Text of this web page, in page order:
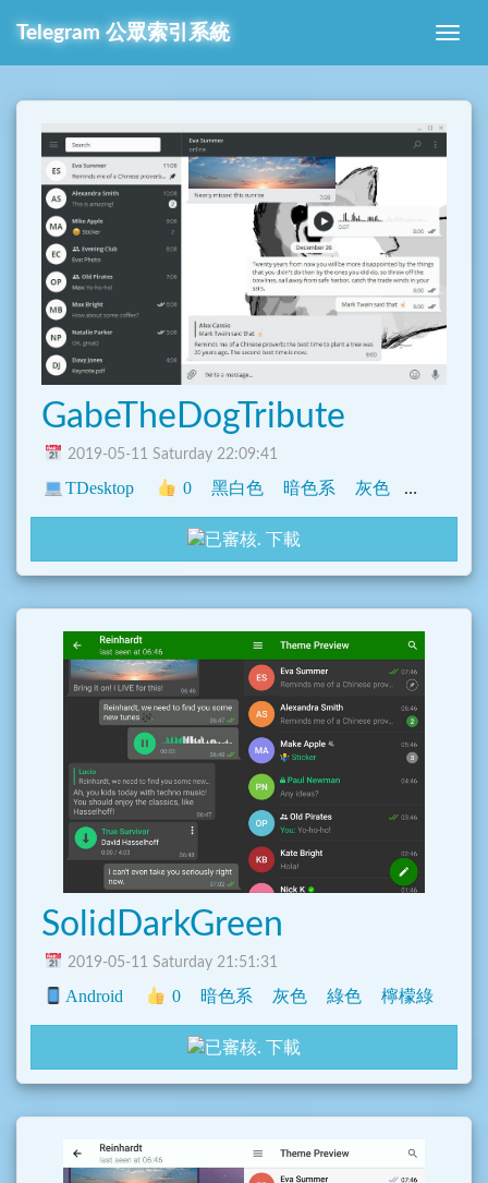
Telegram 公眾索引系統
GabeTheDogTribute
2019-05-11 Saturday 22:09:41
TDesktop 0 黑白色 暗色系 灰色 白色
下載
SolidDarkGreen
2019-05-11 Saturday 21:51:31
Android 0 暗色系 灰色 綠色 檸檬綠
下載